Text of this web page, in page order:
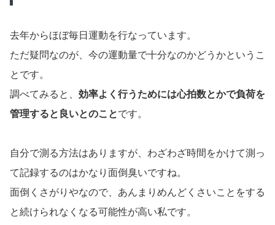
去年からほぼ毎日運動を行なっています。
ただ疑問なのが、今の運動量で十分なのかどうかというこ
とです。
調べてみると、 効率よく行うためには心拍数とかで負荷を
管理すると良いとのことです。
自分で測る方法はありますが、わざわざ時間をかけて測っ
て記録するのはかなり面倒臭いですね。
面倒くさがりやなので、あんまりめんどくさいことをする
と続けられなくなる可能性が高い私です。